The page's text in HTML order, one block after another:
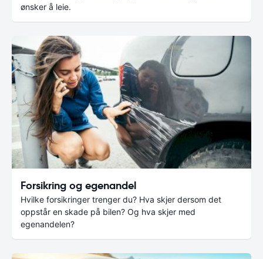
ønsker å leie.
Forsikring og egenandel
Hvilke forsikringer trenger du? Hva skjer dersom det
oppstår en skade på bilen? Og hva skjer med
egenandelen?